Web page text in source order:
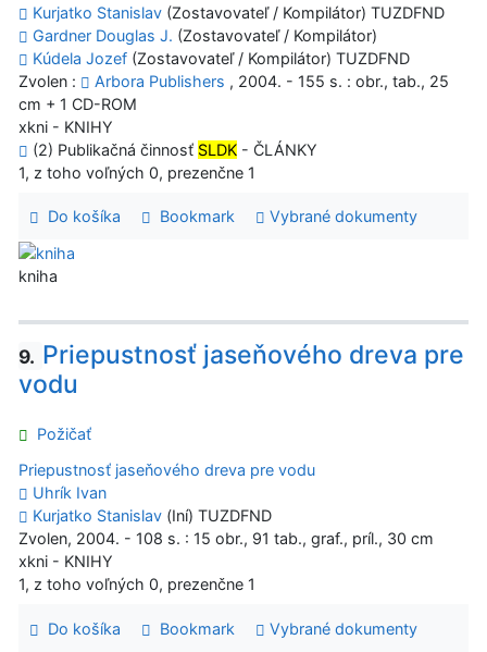
Kurjatko Stanislav (Zostavovateľ / Kompilátor) TUZDFND
Gardner Douglas J. (Zostavovateľ / Kompilátor)
Kúdela Jozef (Zostavovateľ / Kompilátor) TUZDFND
Zvolen :
Arbora Publishers , 2004. - 155 s. : obr., tab., 25
cm + 1 CD-ROM
xkni - KNIHY
(2) Publikačná činnosť SLDK - ČLÁNKY
1, z toho voľných 0, prezenčne 1
Do košíka Bookmark Vybrané dokumenty
kniha
9. Priepustnosť jaseňového dreva pre
vodu
Požičať
Priepustnosť jaseňového dreva pre vodu
Uhrík Ivan
Kurjatko Stanislav (Iní) TUZDFND
Zvolen, 2004. - 108 s. : 15 obr., 91 tab., graf., príl., 30 cm
xkni - KNIHY
1, z toho voľných 0, prezenčne 1
Do košíka Bookmark Vybrané dokumenty